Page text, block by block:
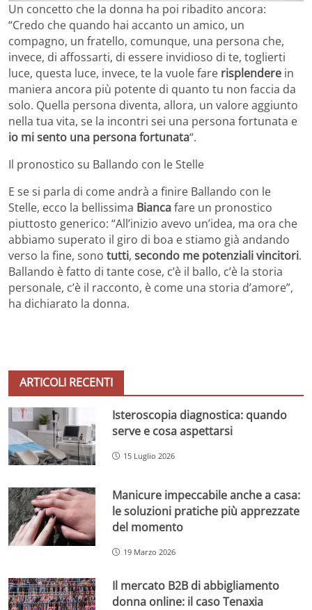
Un concetto che la donna ha poi ribadito ancora:
“Credo che quando hai accanto un amico, un
compagno, un fratello, comunque, una persona che,
invece, di affossarti, di essere invidioso di te, toglierti
luce, questa luce, invece, te la vuole fare risplendere in
maniera ancora più potente di quanto tu non faccia da
solo. Quella persona diventa, allora, un valore aggiunto
nella tua vita, se la incontri sei una persona fortunata e
io mi sento una persona fortunata“.
Il pronostico su Ballando con le Stelle
E se si parla di come andrà a finire Ballando con le
Stelle, ecco la bellissima Biancafare un pronostico
piuttosto generico: “All’inizio avevo un’idea, ma ora che
abbiamo superato il giro di boa e stiamo già andando
verso la fine, sono tutti, secondo me potenziali vincitori.
Ballando è fatto di tante cose, c’è il ballo, c’è la storia
personale, c’è il racconto, è come una storia d’amore”,
ha dichiarato la donna.
ARTICOLI RECENTI
Isteroscopia diagnostica: quando
serve e cosa aspettarsi
15 Luglio 2026
Manicure impeccabile anche a casa:
le soluzioni pratiche più apprezzate
del momento
19 Marzo 2026
Il mercato B2B di abbigliamento
donna online: il caso Tenaxia